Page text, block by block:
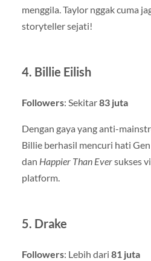
menggila. Taylor nggak cuma
storyteller sejati!
4. Billie Eilish
Followers: Sekitar83 juta
Dengan gaya yang anti-
Billie berhasil mencuri hati
dan Happier Than Eversukses
platform.
5. Drake
Followers: Lebih dari 81 juta